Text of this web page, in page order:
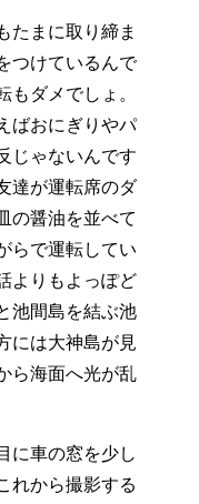
たまに取り締ま
つけているんで
もダメでしょ。
ばおにぎりやパ
じゃないんです
達が運転席のダ
の醤油を並べて
らで運転してい
よりもよっぽど
池間島を結ぶ池
には大神島が見
ら海面へ光が乱
に車の窓を少し
れから撮影する